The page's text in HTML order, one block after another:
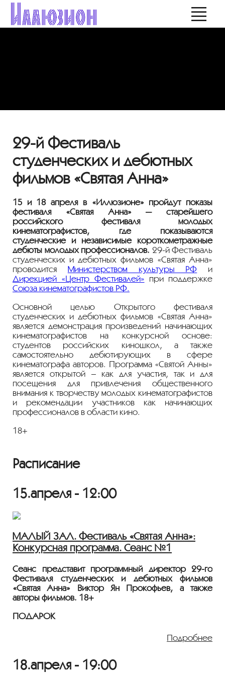
29-й Фестиваль
студенческих и дебютных
фильмов «Святая Анна»
15 и 18 апреля в «Иллюзионе» пройдут показы
фестиваля «Святая Анна» — старейшего
российского фестиваля молодых
кинематографистов, где показываются
студенческие и независимые короткометражные
дебюты молодых профессионалов. 29-й Фестиваль
студенческих и дебютных фильмов «Святая Анна»
проводится Министерством культуры РФ и
Дирекцией «Центр Фестивалей» при поддержке
Союза кинематографистов РФ.
Основной целью Открытого фестиваля
студенческих и дебютных фильмов «Святая Анна»
является демонстрация произведений начинающих
кинематографистов на конкурсной основе:
студентов российских киношкол, а также
самостоятельно дебютирующих в сфере
кинематографа авторов. Программа «Святой Анны»
является открытой – как для участия, так и для
посещения для привлечения общественного
внимания к творчеству молодых кинематографистов
и рекомендации участников как начинающих
профессионалов в области кино.
18+
Расписание
15.апреля - 12:00
МАЛЫЙ ЗАЛ. Фестиваль «Святая Анна»:
Конкурсная программа. Сеанс №1
Сеанс представит программный директор 29-го
Фестиваля студенческих и дебютных фильмов
«Святая Анна» Виктор Ян Прокофьев, а также
авторы фильмов. 18+
ПОДАРОК
ВККиТ ВГИК им. С.А. Герасимова, мастерская А.В.
Лена приходит поздравить с днем рождения своего
парня, но вдруг сама получает неожиданный
Подробнее
18.апреля - 19:00